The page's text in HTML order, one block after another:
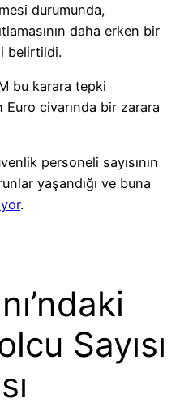
durumunda,
daha erken bir
belirtildi.
bu karara tepki
civarında bir zarara
personeli sayısının
yaşandığı ve buna
.
Sayısı